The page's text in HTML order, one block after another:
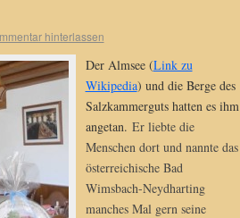
hinterlassen
Der Almsee (Link zu
Wikipedia) und die Berge des
Salzkammerguts hatten es ihm
angetan. Er liebte die
Menschen dort und nannte das
österreichische Bad
Wimsbach-Neydharting
manches Mal gern seine